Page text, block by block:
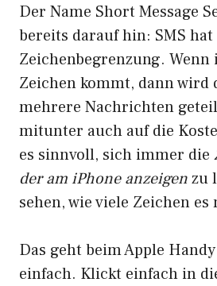
Der Name Short Message
bereits darauf hin: SMS hat
Zeichenbegrenzung.
Zeichen kommt, dann wird
mehrere Nachrichten
mitunter auch auf die
es sinnvoll, sich immer die
der am iPhone anzeigenzu
sehen, wie viele Zeichen es
Das geht beim Apple
einfach. Klickt einfach in